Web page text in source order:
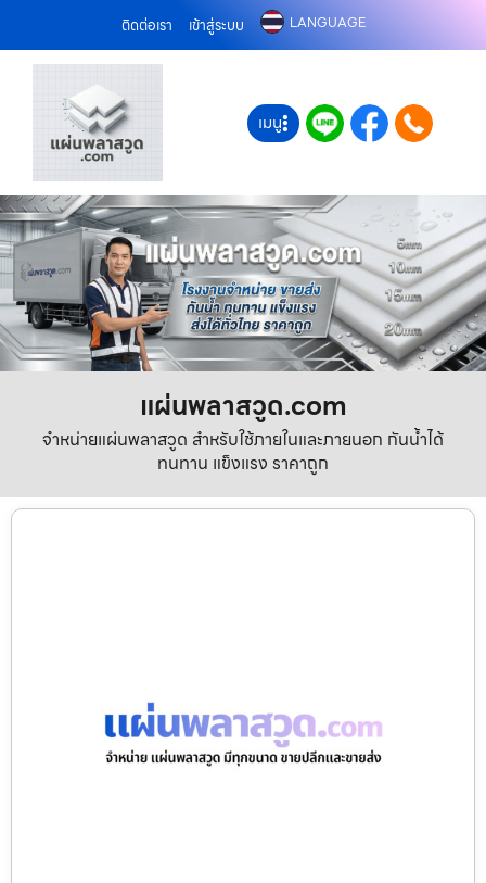
ติดต่อเรา เข้าสู่ระบบ LANGUAGE
เมนู
แผ่นพลาสวูด.com
จำหน่ายแผ่นพลาสวูด สำหรับใช้ภายในและภายนอก กันน้ำได้
ทนทาน แข็งแรง ราคาถูก